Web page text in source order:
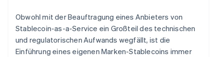
Obwohl mit der Beauftragung eines Anbieters von
Stablecoin-as-a-Service ein Großteil des technischen
und regulatorischen Aufwands wegfällt, ist die
Einführung eines eigenen Marken-Stablecoins immer